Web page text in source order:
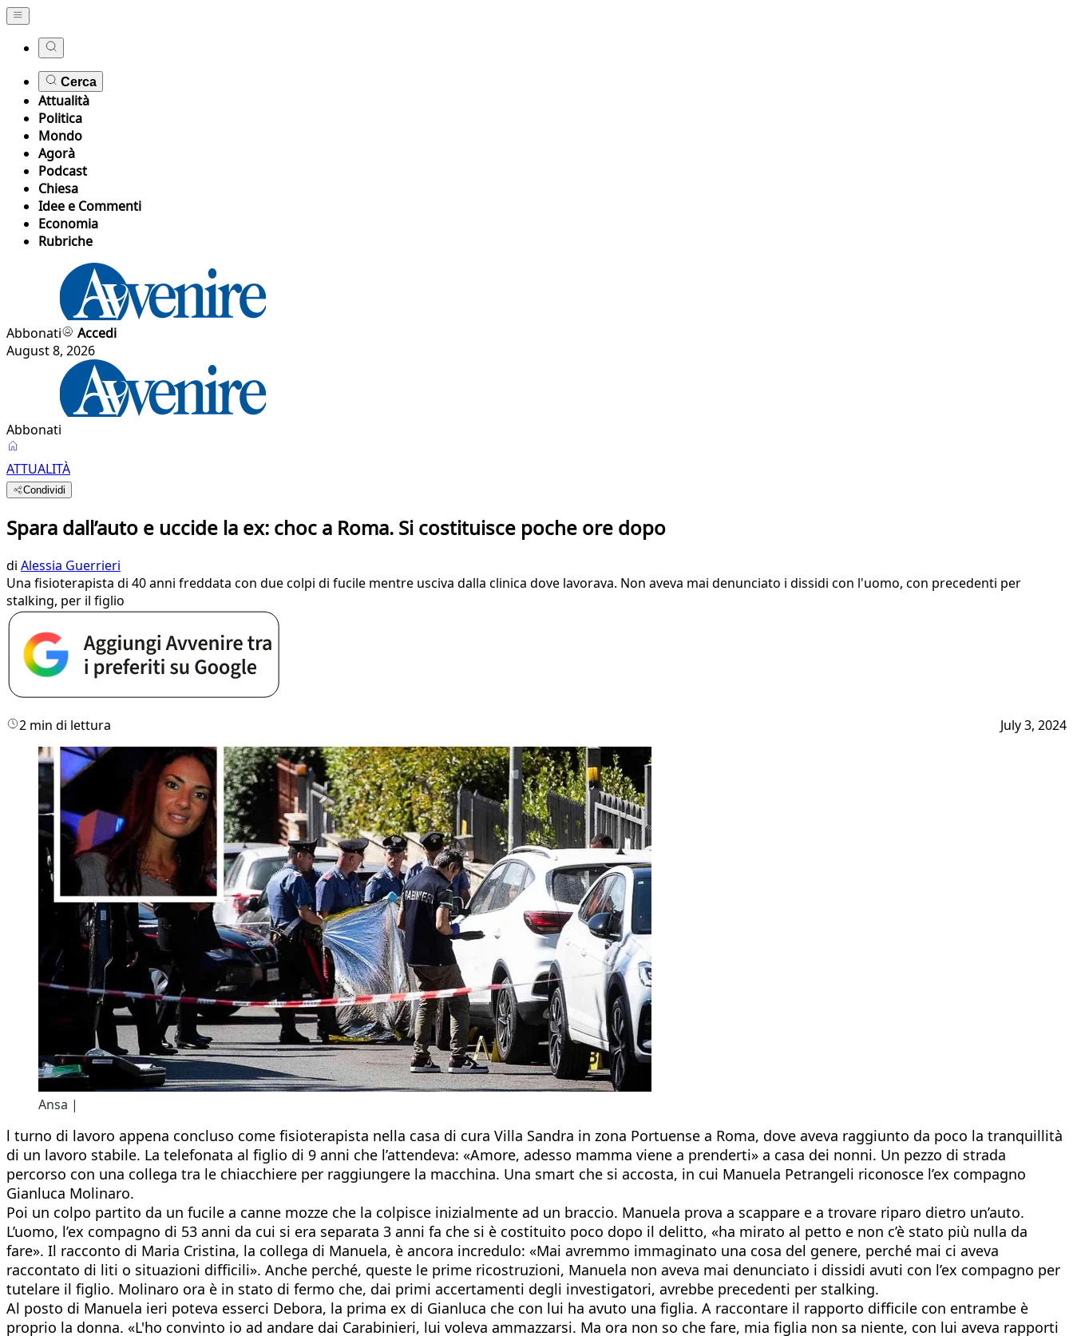
Cerca
Attualità
Politica
Mondo
Agorà
Podcast
Chiesa
Idee e Commenti
Economia
Rubriche
Abbonati
Accedi
August 8, 2026
Abbonati
ATTUALITÀ
Condividi
Spara dall’auto e uccide la ex: choc a Roma. Si costituisce poche ore dopo
di Alessia Guerrieri
Una fisioterapista di 40 anni freddata con due colpi di fucile mentre usciva dalla clinica dove lavorava. Non aveva mai denunciato i dissidi con l'uomo, con precedenti per
stalking, per il figlio
2 min di lettura July 3, 2024
Ansa |
l turno di lavoro appena concluso come fisioterapista nella casa di cura Villa Sandra in zona Portuense a Roma, dove aveva raggiunto da poco la tranquillità
di un lavoro stabile. La telefonata al figlio di 9 anni che l’attendeva: «Amore, adesso mamma viene a prenderti» a casa dei nonni. Un pezzo di strada
percorso con una collega tra le chiacchiere per raggiungere la macchina. Una smart che si accosta, in cui Manuela Petrangeli riconosce l’ex compagno
Gianluca Molinaro.
Poi un colpo partito da un fucile a canne mozze che la colpisce inizialmente ad un braccio. Manuela prova a scappare e a trovare riparo dietro un’auto.
L’uomo, l’ex compagno di 53 anni da cui si era separata 3 anni fa che si è costituito poco dopo il delitto, «ha mirato al petto e non c’è stato più nulla da
fare». Il racconto di Maria Cristina, la collega di Manuela, è ancora incredulo: «Mai avremmo immaginato una cosa del genere, perché mai ci aveva
raccontato di liti o situazioni difficili». Anche perché, queste le prime ricostruzioni, Manuela non aveva mai denunciato i dissidi avuti con l’ex compagno per
tutelare il figlio. Molinaro ora è in stato di fermo che, dai primi accertamenti degli investigatori, avrebbe precedenti per stalking.
Al posto di Manuela ieri poteva esserci Debora, la prima ex di Gianluca che con lui ha avuto una figlia. A raccontare il rapporto difficile con entrambe è
proprio la donna. «L'ho convinto io ad andare dai Carabinieri, lui voleva ammazzarsi. Ma ora non so che fare, mia figlia non sa niente, con lui aveva rapporti